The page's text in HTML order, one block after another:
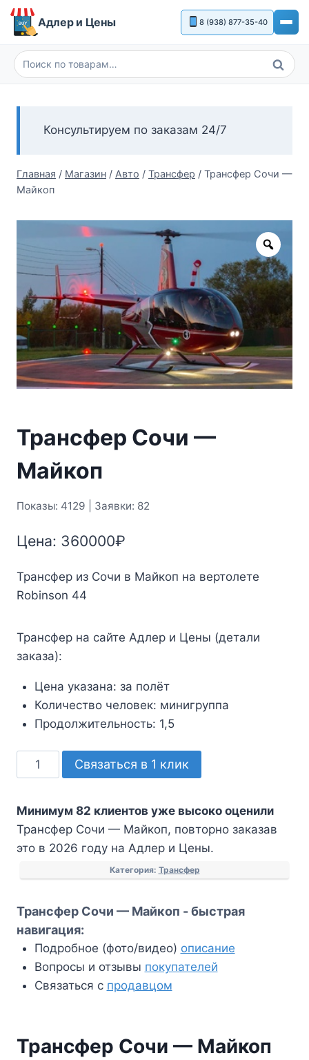
Перейти
Адлер и Цены 8 (938) 877-35-40
Искать:
Поиск
Консультируем по заказам 24/7
Главная / Магазин / Авто / Трансфер / Трансфер Сочи —
Майкоп
Zoom
Трансфер Сочи —
Майкоп
Показы: 4129 | Заявки: 82
Цена: 360000₽
Трансфер из Сочи в Майкоп на вертолете
Robinson 44
Трансфер на сайте Адлер и Цены (детали
заказа):
Цена указана: за полёт
Количество человек: минигруппа
Продолжительность: 1,5
Количество
товара
Сочи
—
Майкоп
Связаться в 1 клик
Минимум 82 клиентов уже высоко оценили
Трансфер Сочи — Майкоп, повторно заказав
это в 2026 году на Адлер и Цены.
Категория: Трансфер
Трансфер Сочи — Майкоп - быстрая
навигация:
Подробное (фото/видео) описание
Вопросы и отзывы покупателей
Связаться с продавцом
Трансфер Сочи — Майкоп